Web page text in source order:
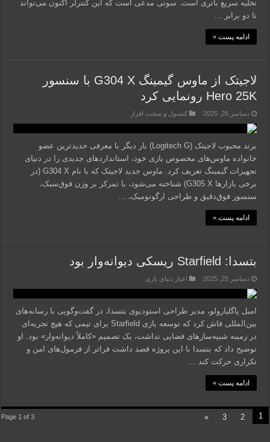
تخلیه سریع باتری است. سونی مدعی است که این کنترلر اکنون می‌تواند
تا دو برابر …
ادامه پست »
لاجیتک از ماوس گیمینگ G304 X با سنسور
Hero 25K رونمایی کرد
دسامبر 26, 2025 کنسول و سخت افزار
برند محبوب لاجیتک (Logitech G) بار دیگر با معرفی جدیدترین عضو
خانواده ماوس‌های مخصوص بازی خود، استانداردهای جدیدی را در دنیای
تجهیزات گیمینگ تعریف کرد. ماوس جدید لاجیتک که با نام G304 X (در
برخی بازارها G305 X) شناخته می‌شود، با تمرکز بر وزن فوق‌سبک،
سنسور فوق‌دقیق و طراحی ارگونومیک، …
ادامه پست »
بتسدا: Starfield ریسکی دیوانه‌وار بود
دسامبر 25, 2025 اخبار دنیای بازی
امیل پاگلیارولو، مدیر طراحی استودیوی بتسدا، در گفت‌وگویی با رسانه‌های
بین‌المللی فاش کرد که توسعه بازی Starfield برای تیمی که هیچ تجربه‌ای
در زمینه شبیه‌سازهای فضایی نداشت، یک تصمیم «کاملاً دیوانه‌وار» بود. او
توضیح داد که بتسدا با این پروژه قصد داشت فراتر از فرمول‌های امن و
تکراری حرکت کند …
ادامه پست »
Page 1 of 3 1
2
3
»